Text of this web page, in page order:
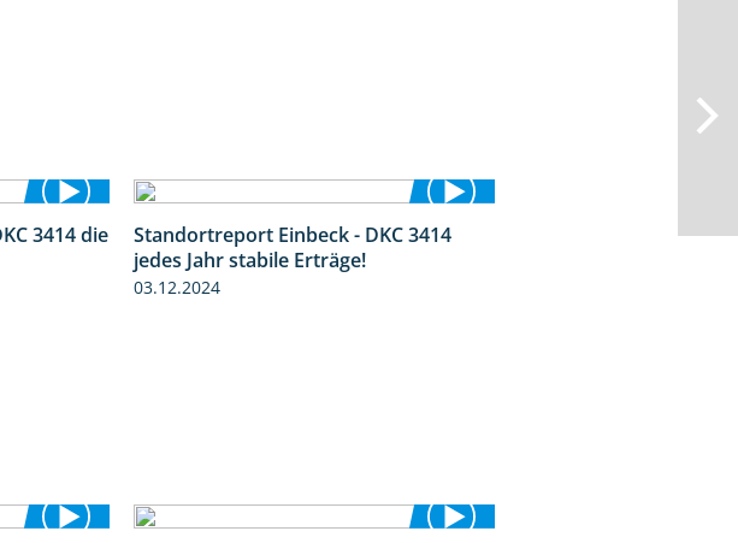
1:06
3414 die
1:49
Standortreport Einbeck - DKC 3414
jedes Jahr stabile Erträge!
03.12.2024